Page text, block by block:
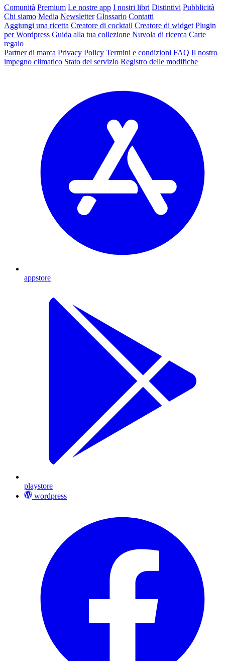
Comunità Premium Le nostre app I nostri libri Distintivi Pubblicità
Chi siamo Media Newsletter Glossario Contatti
Aggiungi una ricetta Creatore di cocktail Creatore di widget Plugin
per Wordpress Guida alla tua collezione Nuvola di ricerca Carte
regalo
Partner di marca Privacy Policy Termini e condizioni FAQ Il nostro
impegno climatico Stato del servizio Registro delle modifiche
appstore
playstore
wordpress